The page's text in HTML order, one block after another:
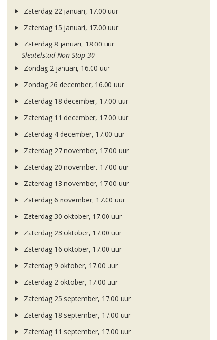
Zaterdag 22 januari, 17.00 uur
Zaterdag 15 januari, 17.00 uur
Zaterdag 8 januari, 18.00 uur
Sleutelstad Non-Stop 30
Zondag 2 januari, 16.00 uur
Zondag 26 december, 16.00 uur
Zaterdag 18 december, 17.00 uur
Zaterdag 11 december, 17.00 uur
Zaterdag 4 december, 17.00 uur
Zaterdag 27 november, 17.00 uur
Zaterdag 20 november, 17.00 uur
Zaterdag 13 november, 17.00 uur
Zaterdag 6 november, 17.00 uur
Zaterdag 30 oktober, 17.00 uur
Zaterdag 23 oktober, 17.00 uur
Zaterdag 16 oktober, 17.00 uur
Zaterdag 9 oktober, 17.00 uur
Zaterdag 2 oktober, 17.00 uur
Zaterdag 25 september, 17.00 uur
Zaterdag 18 september, 17.00 uur
Zaterdag 11 september, 17.00 uur